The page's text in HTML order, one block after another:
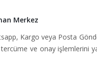
Merkez
Kargo veya Posta
tercüme ve onay işlemlerini